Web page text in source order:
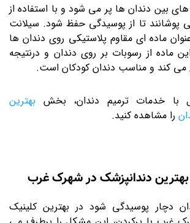
بین دندان ها پر می شود و با استفاده از
پوشانند تا از پوسیدگی حفظ شود. سیلانت
ماده ای مقاوم پلاستیکی روی دندان ها
ماده از رسوبات بر روی دندان و درنتیجه
کند و مناسب دندان کودکان است.
با خدمات ترمیم دندان، بخش بهترین
را مشاهده کنید.
بهترین دندانپزشک در شهرک غرب
دچار پوسیدگی شود در بهترین کلینیک